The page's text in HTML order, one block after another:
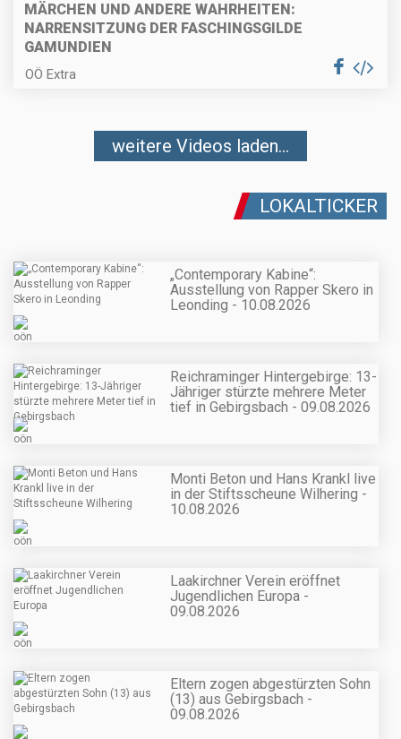
MÄRCHEN UND ANDERE WAHRHEITEN:
NARRENSITZUNG DER FASCHINGSGILDE
GAMUNDIEN
OÖ Extra
weitere Videos laden...
LOKALTICKER
„Contemporary Kabine“:
Ausstellung von Rapper Skero in
Leonding - 10.08.2026
Reichraminger Hintergebirge: 13-
Jähriger stürzte mehrere Meter
tief in Gebirgsbach - 09.08.2026
Monti Beton und Hans Krankl live
in der Stiftsscheune Wilhering -
10.08.2026
Laakirchner Verein eröffnet
Jugendlichen Europa -
09.08.2026
Eltern zogen abgestürzten Sohn
(13) aus Gebirgsbach -
09.08.2026